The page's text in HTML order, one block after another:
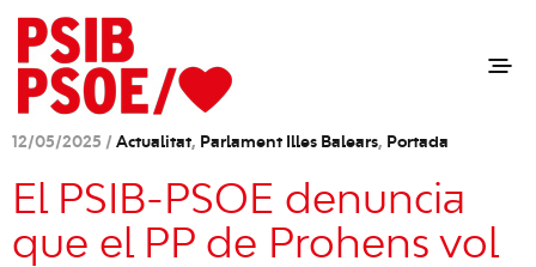
12/05/2025 / Actualitat, Parlament Illes Balears, Portada
El PSIB-PSOE denuncia
que el PP de Prohens vol